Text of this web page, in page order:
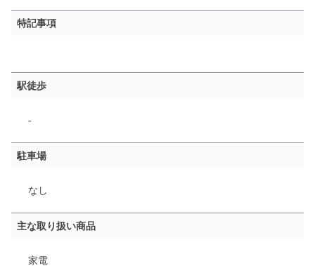
特記事項
駅徒歩
-
駐車場
なし
主な取り扱い商品
家電